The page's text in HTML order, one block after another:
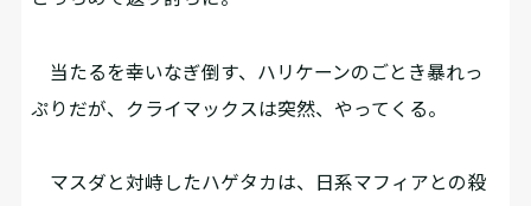
当たるを幸いなぎ倒す、ハリケーンのごとき暴れっ
ぷりだが、クライマックスは突然、やってくる。
マスダと対峙したハゲタカは、日系マフィアとの殺